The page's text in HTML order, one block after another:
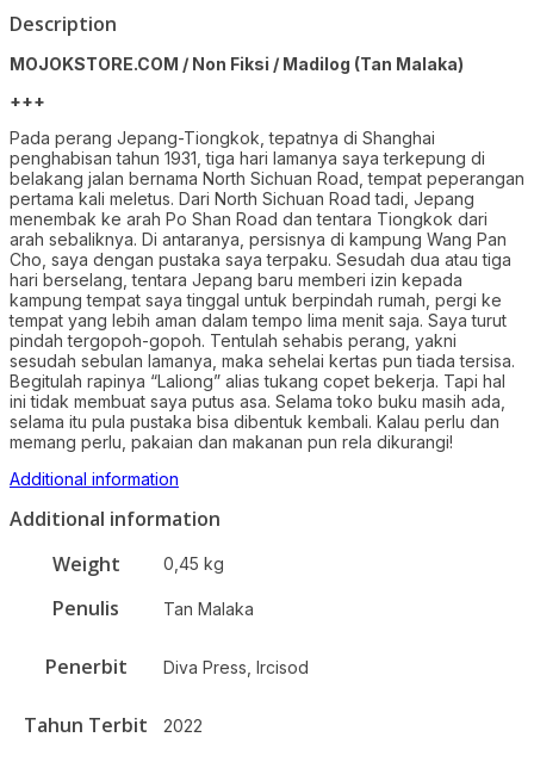
Description
MOJOKSTORE.COM / Non Fiksi / Madilog (Tan Malaka)
+++
Pada perang Jepang-Tiongkok, tepatnya di Shanghai
penghabisan tahun 1931, tiga hari lamanya saya terkepung di
belakang jalan bernama North Sichuan Road, tempat peperangan
pertama kali meletus. Dari North Sichuan Road tadi, Jepang
menembak ke arah Po Shan Road dan tentara Tiongkok dari
arah sebaliknya. Di antaranya, persisnya di kampung Wang Pan
Cho, saya dengan pustaka saya terpaku. Sesudah dua atau tiga
hari berselang, tentara Jepang baru memberi izin kepada
kampung tempat saya tinggal untuk berpindah rumah, pergi ke
tempat yang lebih aman dalam tempo lima menit saja. Saya turut
pindah tergopoh-gopoh. Tentulah sehabis perang, yakni
sesudah sebulan lamanya, maka sehelai kertas pun tiada tersisa.
Begitulah rapinya “Laliong” alias tukang copet bekerja. Tapi hal
ini tidak membuat saya putus asa. Selama toko buku masih ada,
selama itu pula pustaka bisa dibentuk kembali. Kalau perlu dan
memang perlu, pakaian dan makanan pun rela dikurangi!
Additional information
Additional information
Weight
0,45 kg
Penulis Tan Malaka
Penerbit Diva Press, Ircisod
Tahun Terbit 2022